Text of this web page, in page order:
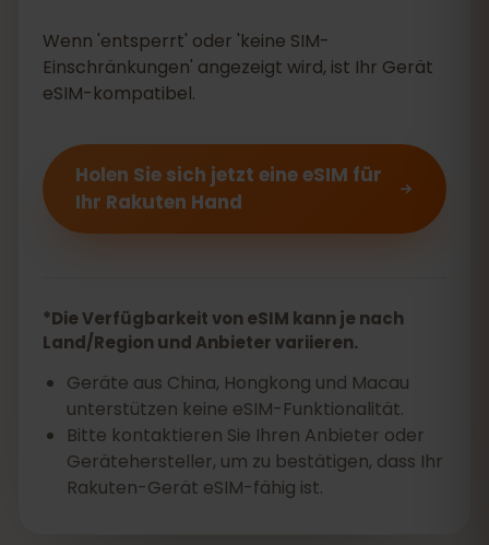
Wenn 'entsperrt' oder 'keine SIM-
Einschränkungen' angezeigt wird, ist Ihr Gerät
eSIM-kompatibel.
Holen Sie sich jetzt eine eSIM für
Ihr Rakuten Hand
*Die Verfügbarkeit von eSIM kann je nach
Land/Region und Anbieter variieren.
Geräte aus China, Hongkong und Macau
unterstützen keine eSIM-Funktionalität.
Bitte kontaktieren Sie Ihren Anbieter oder
Gerätehersteller, um zu bestätigen, dass Ihr
Rakuten-Gerät eSIM-fähig ist.